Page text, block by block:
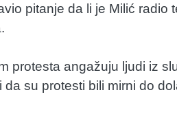
pitanje da li je Milić radio
protesta angažuju ljudi iz
su protesti bili mirni do